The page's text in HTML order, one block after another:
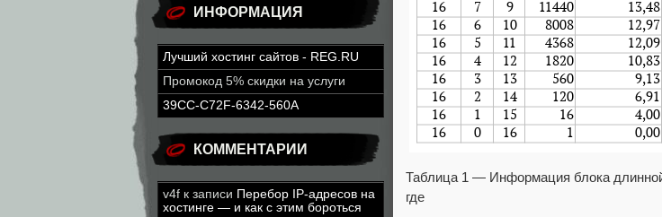
ИНФОРМАЦИЯ
Лучший хостинг сайтов - REG.RU
Промокод 5% скидки на услуги
39CC-C72F-6342-560A
КОММЕНТАРИИ
v4f к записи Перебор IP-адресов на
хостинге — и как с этим бороться
Таблица 1 — Информация блока
где